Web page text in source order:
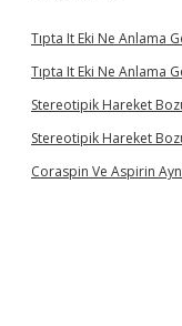
Tıpta It Eki Ne Anlama
Tıpta It Eki Ne Anlama
Stereotipik Hareket
Stereotipik Hareket
Coraspin Ve Aspirin